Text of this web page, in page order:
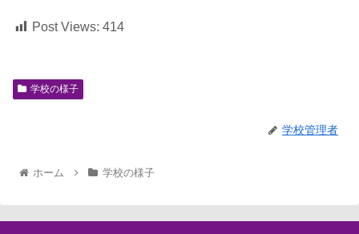
Post Views: 414
学校の様子
学校管理者
ホーム 学校の様子